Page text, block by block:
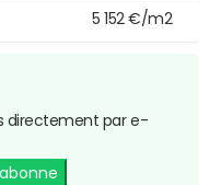
5 152 €/m2
directement par e-